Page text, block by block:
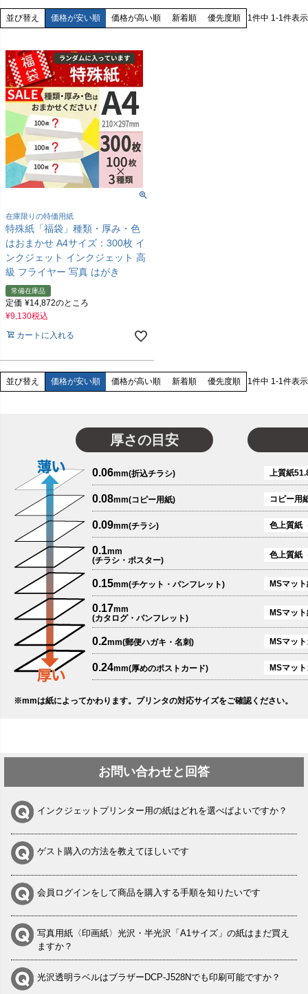
並び替え 価格が安い順 価格が高い順 新着順 優先度順 1 件中 1 -1 件表示
在庫限りの特価用紙
特殊紙「福袋」種類・厚み・色
はおまかせ A4サイズ：300枚 イ
ンクジェット インクジェット 高
級 フライヤー 写真 はがき
常備在庫品
定価 ¥14,872のところ
¥9,130税込
カートに入れる
並び替え 価格が安い順 価格が高い順 新着順 優先度順 1 件中 1 -1 件表示
厚さの目安
0.06mm(折込チラシ) 上質紙
0.08mm(コピー用紙) コピー用
0.09mm(チラシ) 色上質紙
0.1mm
(チラシ・ポスター)
色上質紙
0.15mm(チケット・パンフレット) MSマッ
0.17mm
(カタログ・パンフレット)
MSマッ
0.2mm(郵便ハガキ・名刺) MSマッ
0.24mm(厚めのポストカード) MSマッ
※mmは紙によってかわります。プリンタの対応サイズをご確認ください。
お問い合わせと回答
インクジェットプリンター用の紙はどれを選べばよいですか？
ゲスト購入の方法を教えてほしいです
会員ログインをして商品を購入する手順を知りたいです
写真用紙〈印画紙〉光沢・半光沢「A1サイズ」の紙はまだ買え
ますか？
光沢透明ラベルはブラザーDCP-J528Nでも印刷可能ですか？